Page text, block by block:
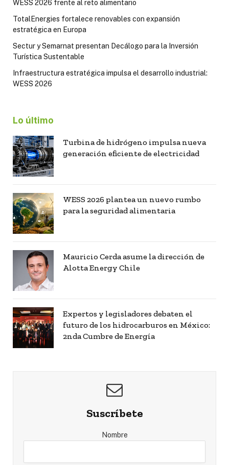
WESS 2026 frente al reto alimentario
TotalEnergies fortalece renovables con expansión
estratégica en Europa
Sectur y Semarnat presentan Decálogo para la Inversión
Turística Sustentable
Infraestructura estratégica impulsa el desarrollo industrial:
WESS 2026
Lo último
Turbina de hidrógeno impulsa nueva
generación eficiente de electricidad
WESS 2026 plantea un nuevo rumbo
para la seguridad alimentaria
Mauricio Cerda asume la dirección de
Alotta Energy Chile
Expertos y legisladores debaten el
futuro de los hidrocarburos en México:
2nda Cumbre de Energía
Suscríbete
Nombre